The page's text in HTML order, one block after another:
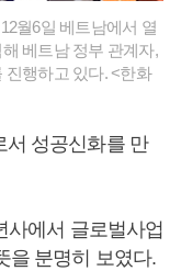
월6일 베트남에서 열
베트남 정부 관계자,
진행하고 있다. <한화
서 성공신화를 만
사에서 글로벌사업
을 분명히 보였다.